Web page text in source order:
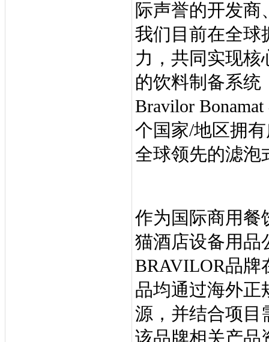
际声誉的开发
我们目前在全球
力，共同实现核
的饮料制备系统
Bravilor
个国家/地区拥
全球领先的滤泡
作为国际商用餐
猫酒店设备用品
BRAVILOR品牌
品均通过海外正
源，并结合项目
该品牌相关产品